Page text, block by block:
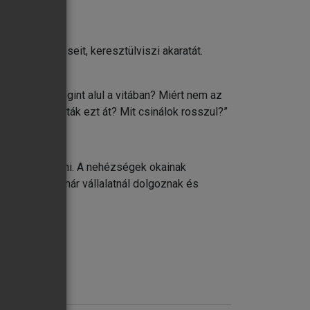
kifejezi érzéseit, keresztülviszi akaratát.
ma megint alul a vitában? Miért nem az
nem látták ezt át? Mit csinálok rosszul?”
A nehézségek okainak
vagy már vállalatnál dolgoznak és